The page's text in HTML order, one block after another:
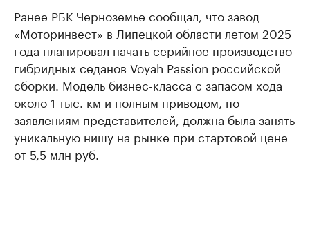
Ранее РБК Черноземье сообщал, что завод
«Моторинвест» в Липецкой области летом 2025
года планировал начатьсерийное производство
гибридных седанов Voyah Passion российской
сборки. Модель бизнес-класса с запасом хода
около 1 тыс. км и полным приводом, по
заявлениям представителей, должна была занять
уникальную нишу на рынке при стартовой цене
от 5,5 млн руб.